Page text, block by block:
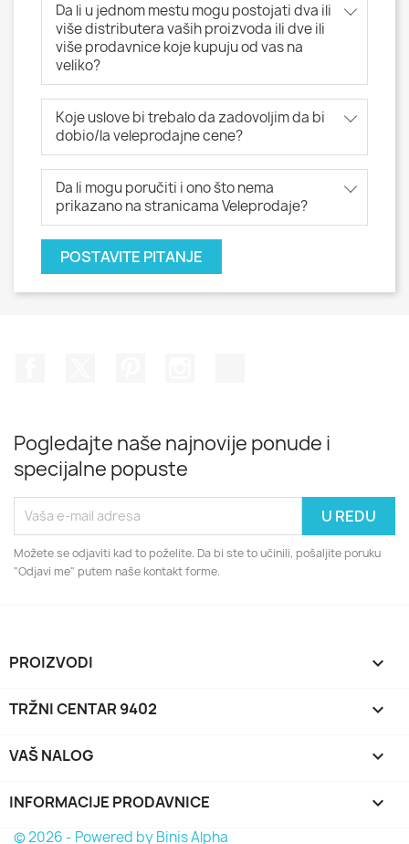
Da li u jednom mestu mogu postojati dva ili
više distributera vaših proizvoda ili dve ili
više prodavnice koje kupuju od vas na
veliko?
Koje uslove bi trebalo da zadovoljim da bi
dobio/la veleprodajne cene?
Da li mogu poručiti i ono što nema
prikazano na stranicama Veleprodaje?
POSTAVITE PITANJE
Pogledajte naše najnovije ponude i
specijalne popuste
Možete se odjaviti kad to poželite. Da bi ste to učinili, pošaljite poruku
"Odjavi me" putem naše kontakt forme.
PROIZVODI 
TRŽNI CENTAR 9402 
VAŠ NALOG 
INFORMACIJE PRODAVNICE keyboard_arrow_down
© 2026 - Powered by Binis Alpha